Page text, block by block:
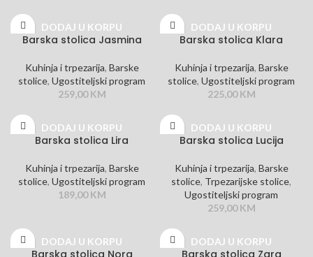
DODAJ U KORPU
Barska stolica Jasmina
Kuhinja i trpezarija, Barske
stolice, Ugostiteljski program
259,00KM
DODAJ U KORPU
Barska stolica Klara
Kuhinja i trpezarija, Barske
stolice, Ugostiteljski program
225,00KM
DODAJ U KORPU
Barska stolica Lira
Kuhinja i trpezarija, Barske
stolice, Ugostiteljski program
189,00KM
DODAJ U KORPU
Barska stolica Lucija
Kuhinja i trpezarija, Barske
stolice, Trpezarijske stolice,
Ugostiteljski program
259,00KM
DODAJ U KORPU
Barska stolica Nora
DODAJ U KORPU
Barska stolica Zara